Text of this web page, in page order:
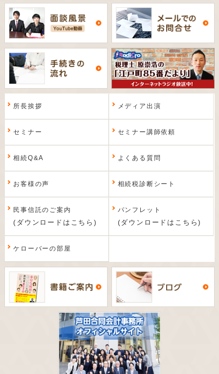
所長挨拶 メディア出演
セミナー セミナー講師依頼
相続Q&A よくある質問
お客様の声 相続税診断シート
民事信託のご案内
(ダウンロードはこちら)
パンフレット
(ダウンロードはこちら)
ケローバーの部屋